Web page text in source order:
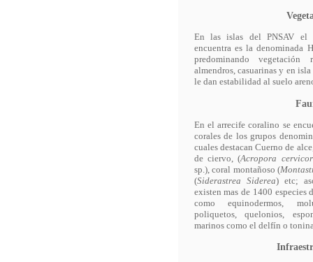
En las islas del PNSAV el
encuentra es la denominada
predominando vegetación
almendros, casuarinas y en
le dan estabilidad al suelo
En el arrecife coralino se
corales de los grupos
cuales destacan Cuerno de
de ciervo, (Acropora
sp.), coral montañoso (
(Siderastrea Siderea) etc;
existen mas de 1400 especies
como equinodermos,
poliquetos, quelonios,
marinos como el delfín o